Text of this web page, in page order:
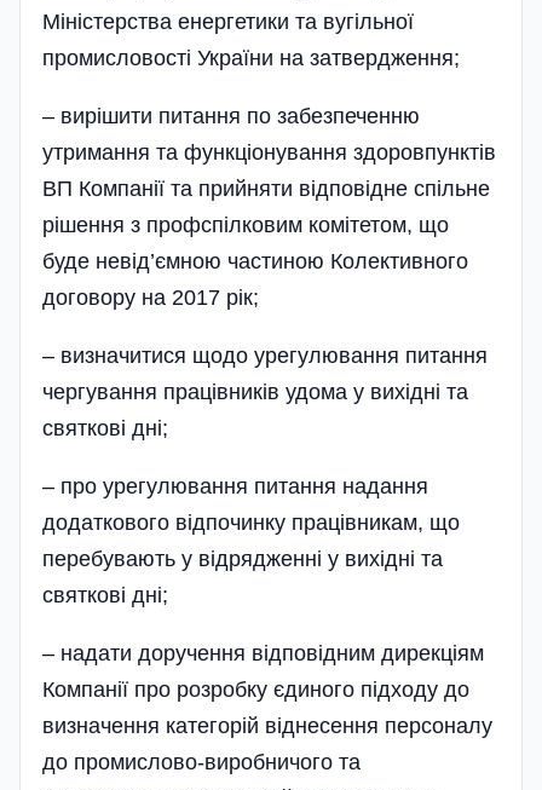
Міністерства енергетики та вугі­льної
промис­ловості України на за­твердження;
– вирішити питання по забезпеченню
утримання та функціонування здоровпунктів
ВП Компанії та прийняти відповідне спільне
рішення з профспілковим комітетом, що
буде невід’ємною частиною Колективного
договору на 2017 рік;
– визначитися щодо урегулювання питання
чергування працівників удома у вихідні та
святкові дні;
– про урегулювання питання надання
додаткового відпочинку працівникам, що
перебувають у відрядженні у вихідні та
святкові дні;
– надати доручення відповідним дирекціям
Компанії про розробку єдиного підходу до
визначення категорій віднесення персоналу
до промислово-виробничого та